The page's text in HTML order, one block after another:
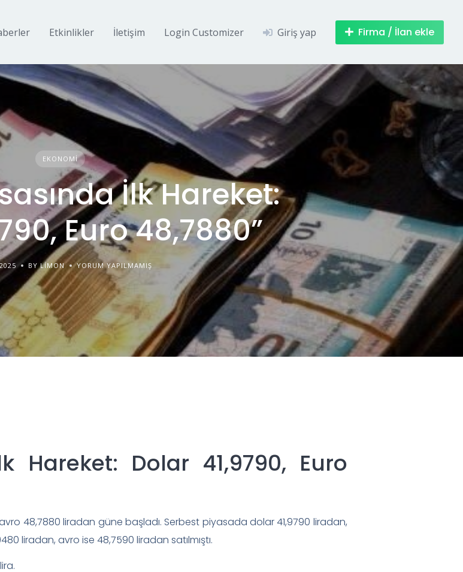
Etkinlikler İletişim Login Customizer Giriş yap Firma / İlan ekle
EKONOMI
İlk Hareket:
Euro 48,7880”
BY LIMON YORUM YAPILMAMIŞ
Hareket: Dolar 41,9790, Euro
48,7880 liradan güne başladı. Serbest piyasada dolar 41,9790 liradan,
liradan, avro ise 48,7590 liradan satılmıştı.